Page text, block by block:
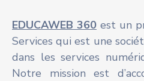
EDUCAWEB 360 est un
Services qui est une
dans les services
Notre mission est